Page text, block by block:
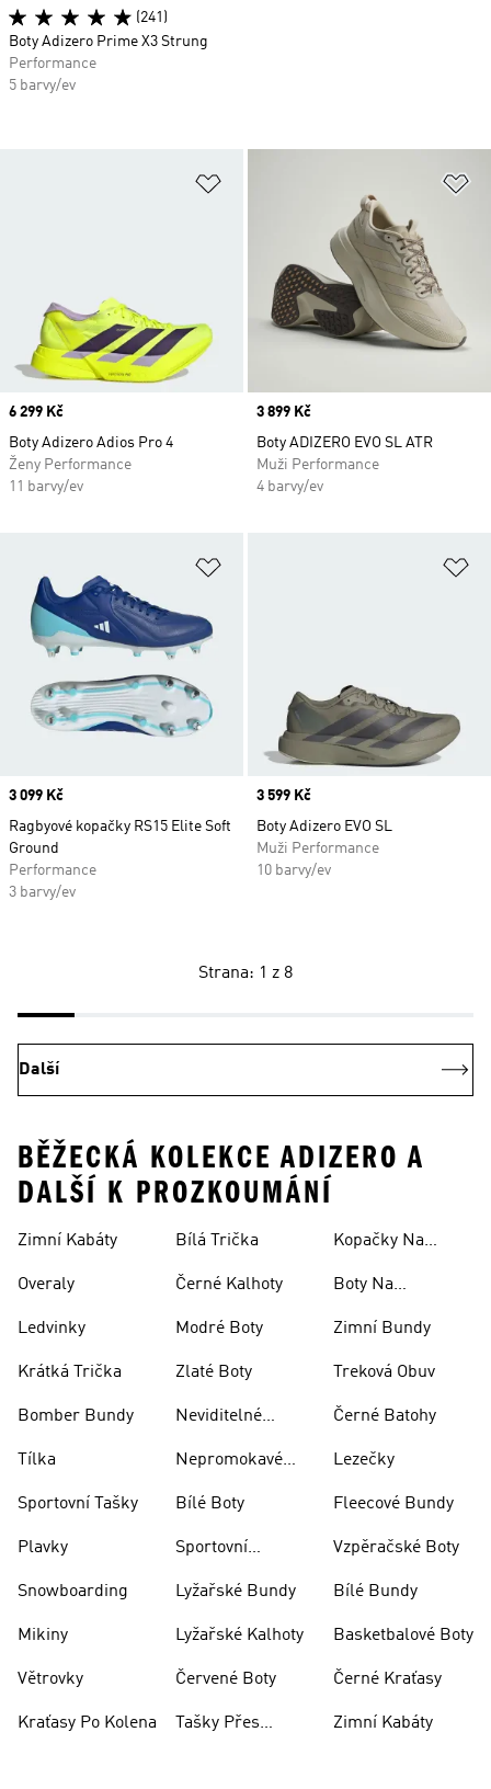
Price
6 299 Kč
Boty Adizero Adios Pro 4
Ženy Performance
11 barvy/ev
Price
3 899 Kč
Boty ADIZERO EVO SL ATR
Muži Performance
4 barvy/ev
Price
3 099 Kč
Ragbyové kopačky RS15 Elite Soft
Ground
Performance
3 barvy/ev
Price
3 599 Kč
Boty Adizero EVO SL
Muži Performance
10 barvy/ev
(241)
Boty Adizero Prime X3 Strung
Performance
5 barvy/ev
Strana: 1 z 8
Další
BĚŽECKÁ KOLEKCE ADIZERO A
DALŠÍ K PROZKOUMÁNÍ
Zimní Kabáty
Overaly
Ledvinky
Krátká Trička
Bomber Bundy
Tílka
Sportovní Tašky
Plavky
Snowboarding
Mikiny
Větrovky
Kraťasy Po Kolena
Bílá Trička
Černé Kalhoty
Modré Boty
Zlaté Boty
Neviditelné
Nepromokavé
Bílé Boty
Sportovní
Lyžařské Bundy
Lyžařské Kalhoty
Červené Boty
Tašky Přes
Kopačky Na
Boty Na
Zimní Bundy
Treková Obuv
Černé Batohy
Lezečky
Fleecové Bundy
Vzpěračské Boty
Bílé Bundy
Basketbalové Boty
Černé Kraťasy
Zimní Kabáty